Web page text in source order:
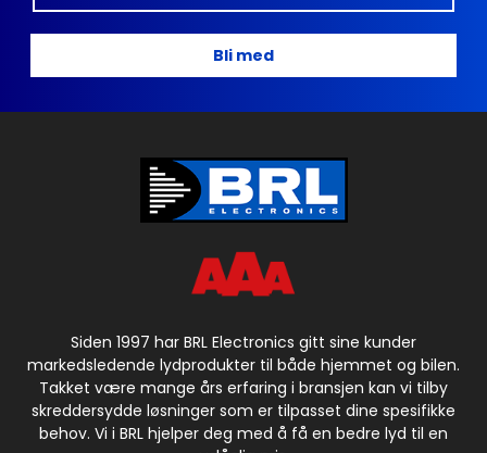
Bli med
Siden 1997 har BRL Electronics gitt sine kunder
markedsledende lydprodukter til både hjemmet og bilen.
Takket være mange års erfaring i bransjen kan vi tilby
skreddersydde løsninger som er tilpasset dine spesifikke
behov. Vi i BRL hjelper deg med å få en bedre lyd til en